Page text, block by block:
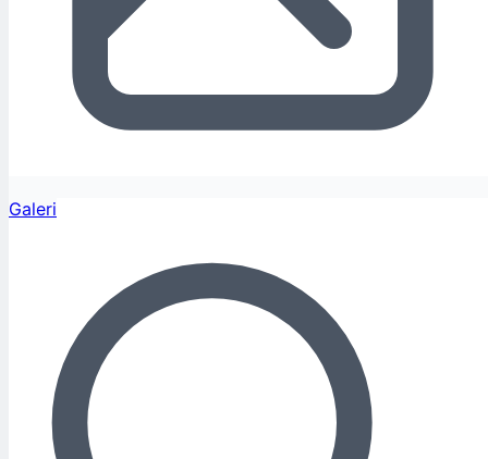
Galeri